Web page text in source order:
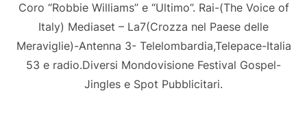
Coro “Robbie Williams” e “Ultimo”. Rai-(The Voice of
Italy) Mediaset – La7(Crozza nel Paese delle
Meraviglie)-Antenna 3- Telelombardia,Telepace-Italia
53 e radio.Diversi Mondovisione Festival Gospel-
Jingles e Spot Pubblicitari.